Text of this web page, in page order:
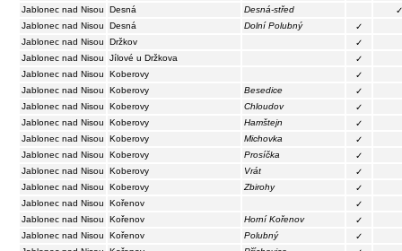
Jablonec nad Nisou
Desná Desná-střed
✓
Jablonec nad Nisou
Desná Dolní Polubný
✓
Jablonec nad Nisou
Držkov
✓
Jablonec nad Nisou
Jílové u Držkova
✓
Jablonec nad Nisou
Koberovy
✓
Jablonec nad Nisou
Koberovy Besedice
✓
Jablonec nad Nisou
Koberovy Chloudov
✓
Jablonec nad Nisou
Koberovy Hamštejn
✓
Jablonec nad Nisou
Koberovy Michovka
✓
Jablonec nad Nisou
Koberovy Prosíčka
✓
Jablonec nad Nisou
Koberovy Vrát
✓
Jablonec nad Nisou
Koberovy Zbirohy
✓
Jablonec nad Nisou
Kořenov
✓
Jablonec nad Nisou
Kořenov Horní Kořenov
✓
Jablonec nad Nisou
Kořenov Polubný
✓